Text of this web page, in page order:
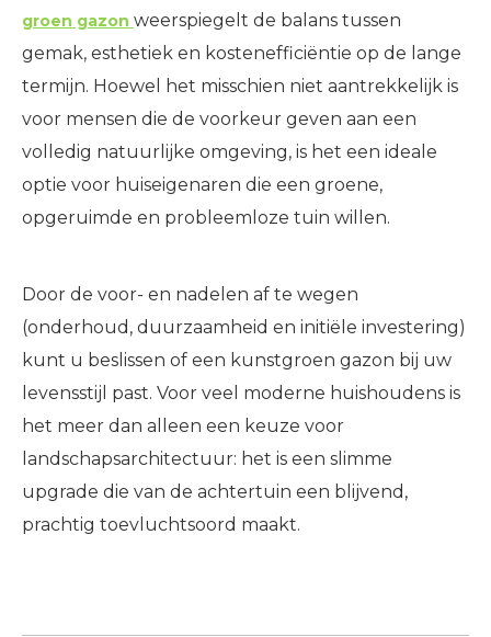
groen gazon weerspiegelt de balans tussen
gemak, esthetiek en kostenefficiëntie op de lange
termijn. Hoewel het misschien niet aantrekkelijk is
voor mensen die de voorkeur geven aan een
volledig natuurlijke omgeving, is het een ideale
optie voor huiseigenaren die een groene,
opgeruimde en probleemloze tuin willen.
Door de voor- en nadelen af ​​te wegen
(onderhoud, duurzaamheid en initiële investering)
kunt u beslissen of een kunstgroen gazon bij uw
levensstijl past. Voor veel moderne huishoudens is
het meer dan alleen een keuze voor
landschapsarchitectuur: het is een slimme
upgrade die van de achtertuin een blijvend,
prachtig toevluchtsoord maakt.